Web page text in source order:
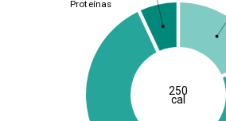
Proteínas
250
cal